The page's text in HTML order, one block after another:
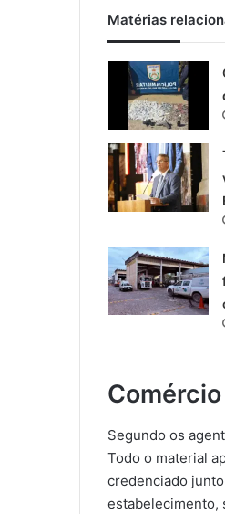
Matérias
Segundo os
Todo o material
credenciado
estabelecimento,